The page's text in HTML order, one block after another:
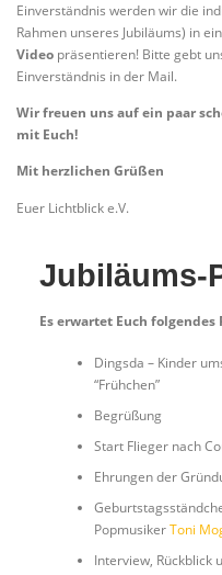
Einverständnis werden wir die
Rahmen unseres Jubiläums) in
Video präsentieren! Bitte gebt
Einverständnis in der Mail.
Wir freuen uns auf ein paar
mit Euch!
Mit herzlichen Grüßen
Euer Lichtblick e.V.
Jubiläums-
Es erwartet Euch folgendes
Dingsda – Kinder
“Frühchen”
Begrüßung
Start Flieger nach
Ehrungen der
PopmusikerToni
Interview, Rückblick